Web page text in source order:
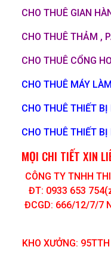
CHO THUÊ GIAN
CHO THUÊ THẢM ,
CHO THUÊ CỔNG
CHO THUÊ MÁY
CHO THUÊ THIẾT BỊ
CHO THUÊ THIẾT BỊ
MỌI CHI TIẾT XIN
CÔNG TY TNHH
ĐT: 0933 653
ĐCGD: 666/12/7/7
KHO XƯỞNG: